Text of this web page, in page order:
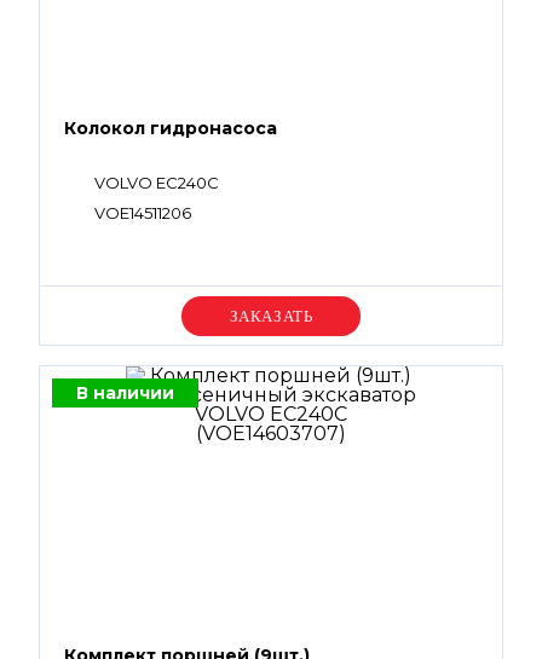
Колокол гидронасоса
VOLVO EC240C
VOE14511206
Уточняйте цену
В наличии